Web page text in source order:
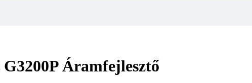
Áramfejlesztő